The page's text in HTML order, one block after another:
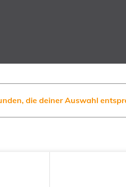
die deiner Auswahl